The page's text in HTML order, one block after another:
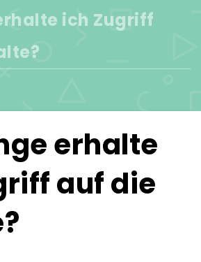
ich Zugriff
erhalte
auf die